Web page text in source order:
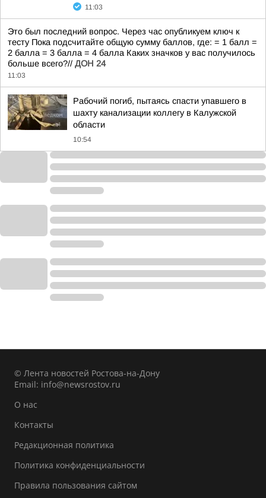
11:03
Это был последний вопрос. Через час опубликуем ключ к
тесту Пока подсчитайте общую сумму баллов, где: = 1 балл =
2 балла = 3 балла = 4 балла Каких значков у вас получилось
больше всего?// ДОН 24
11:03
Рабочий погиб, пытаясь спасти упавшего в
шахту канализации коллегу в Калужской
области
10:54
© Лента новостей Ростова-на-Дону
Email: info@newsrostov.ru
О нас
Контакты
Редакционная политика
Политика конфиденциальности
Правила пользования сайтом